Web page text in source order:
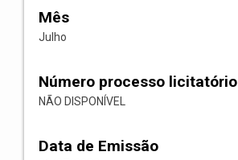
Mês
Julho
Número processo licitatório
NÃO DISPONÍVEL
Data de Emissão